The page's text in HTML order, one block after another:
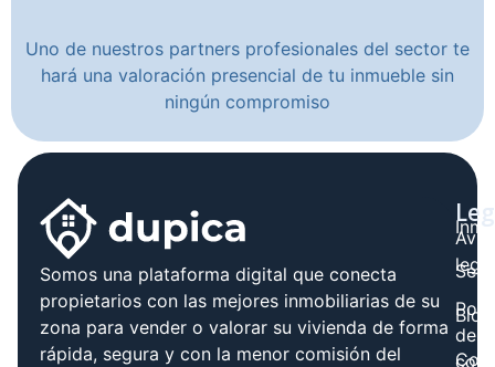
Uno de nuestros partners profesionales del sector te
hará una valoración presencial de tu inmueble sin
ningún compromiso
Somos una plataforma digital que conecta
propietarios con las mejores inmobiliarias de su
zona para vender o valorar su vivienda de forma
rápida, segura y con la menor comisión del
Blog
legal
de